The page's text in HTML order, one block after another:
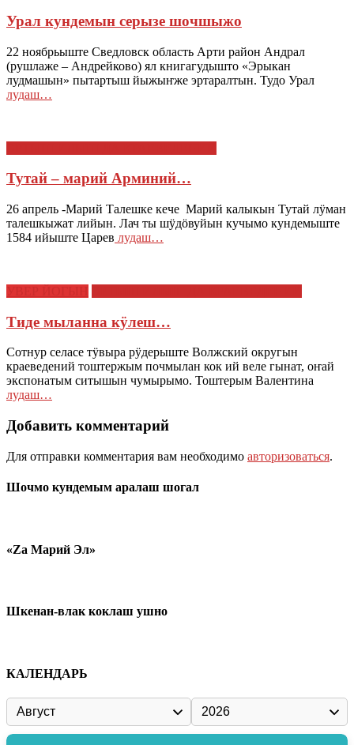
Урал кундемын серызе шочшыжо
22 ноябрьыште Сведловск область Арти район Андрал
(рушлаже – Андрейково) ял книгагудышто «Эрыкан
лудмашын» пытартыш йыжыҥже эртаралтын. Тудо Урал
лудаш…
Тутай – марий Арминий…
26 апрель -Марий Талешке кече Марий калыкын Тутай лӱман
талешкыжат лийын. Лач ты шӱдӧвуйын кучымо кундемыште
1584 ийыште Царев лудаш…
Тиде мыланна кӱлеш…
Сотнур селасе тӱвыра рӱдерыште Волжский округын
краеведений тоштержым почмылан кок ий веле гынат, оҥай
экспонатым ситышын чумырымо. Тоштерым Валентина
лудаш…
Добавить комментарий
Для отправки комментария вам необходимо авторизоваться.
Шочмо кундемым аралаш шогал
«Zа Марий Эл»
Шкенан-влак коклаш ушно
КАЛЕНДАРЬ